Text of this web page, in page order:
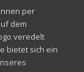
per
dem
veredelt
bietet sich ein